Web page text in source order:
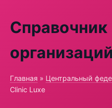
Справочник
организаций
Главная » Центральный
Clinic Luxe